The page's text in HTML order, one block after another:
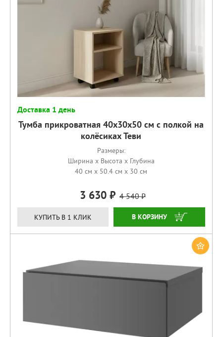
Доставка 1 день
Тумба прикроватная 40х30х50 см с полкой на
колёсиках Теви
Размеры:
Ширина x Высота x Глубина
40 см x 50.4 см x 30 см
3 630 4 540
КУПИТЬ В 1 КЛИК КУПИТЬ